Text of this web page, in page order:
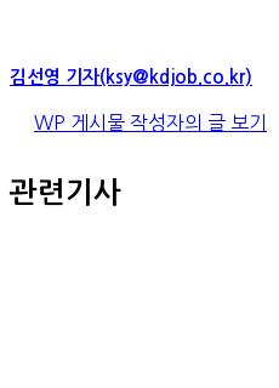
김선영 기자(ksy@kdjob.co.kr)
WP 게시물 작성자의 글 보기
관련기사